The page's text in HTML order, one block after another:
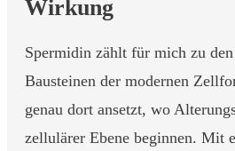
Wirkung
Spermidin zählt für mich zu den
Bausteinen der modernen
genau dort ansetzt, wo
zellulärer Ebene beginnen. Mit